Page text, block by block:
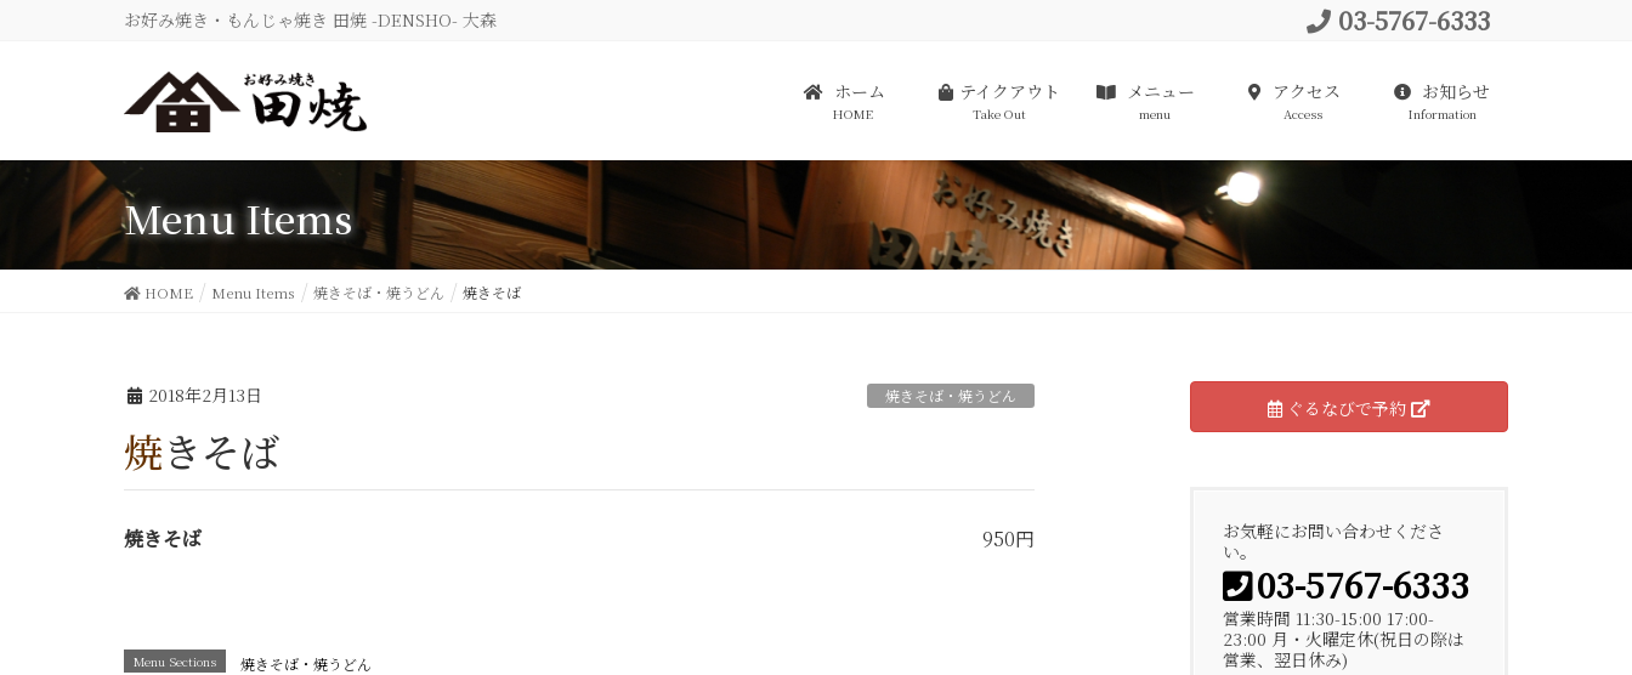
お好み焼き・もんじゃ焼き 田焼 -DENSHO- 大森 03-5767-6333
ホーム
HOME
テイクアウト
Take Out
メニュー
menu
アクセス
Access
お知らせ
Information
Menu Items
HOME Menu Items 焼きそば・焼うどん 焼きそば
2018年2月13日 焼きそば・焼うどん
焼きそば
焼きそば 950円
Menu Sections 焼きそば・焼うどん
ぐるなびで予約
お気軽にお問い合わせくださ
い。
03-5767-6333
営業時間 11:30-15:00 17:00-
23:00 月・火曜定休(祝日の際は
営業、翌日休み)